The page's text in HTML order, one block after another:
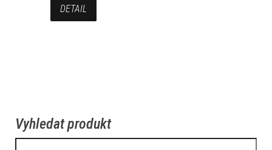
DETAIL
Vyhledat produkt